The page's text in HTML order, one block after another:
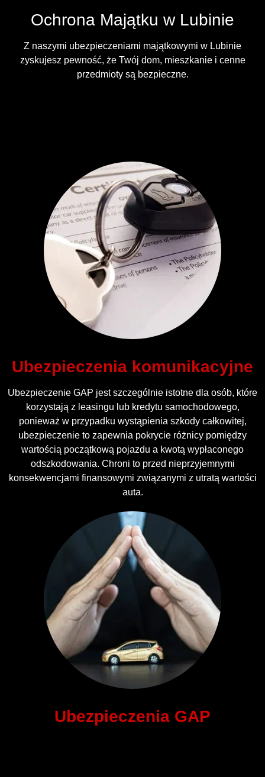
Ochrona Majątku w Lubinie
Z naszymi ubezpieczeniami majątkowymi w Lubinie
zyskujesz pewność, że Twój dom, mieszkanie i cenne
przedmioty są bezpieczne.
Ubezpieczenia komunikacyjne
Ubezpieczenie GAP jest szczególnie istotne dla osób, które
korzystają z leasingu lub kredytu samochodowego,
ponieważ w przypadku wystąpienia szkody całkowitej,
ubezpieczenie to zapewnia pokrycie różnicy pomiędzy
wartością początkową pojazdu a kwotą wypłaconego
odszkodowania. Chroni to przed nieprzyjemnymi
konsekwencjami finansowymi związanymi z utratą wartości
auta.
Ubezpieczenia GAP